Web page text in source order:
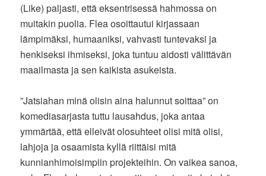
(Like) paljasti, että eksentrisessä hahmossa on
muitakin puolia. Flea osoittautui kirjassaan
lämpimäksi, humaaniksi, vahvasti tuntevaksi ja
henkiseksi ihmiseksi, joka tuntuu aidosti välittävän
maailmasta ja sen kaikista asukeista.
”Jatsiahan minä olisin aina halunnut soittaa” on
komediasarjasta tuttu lausahdus, joka antaa
ymmärtää, että elleivät olosuhteet olisi mitä olisi,
lahjoja ja osaamista kyllä riittäisi mitä
kunnianhimoisimpiin projekteihin. On vaikea sanoa,